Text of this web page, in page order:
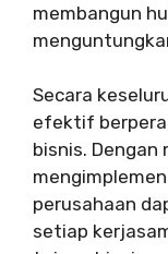
membangun
Secara
efektif
bisnis. Dengan
perusahaan
setiap